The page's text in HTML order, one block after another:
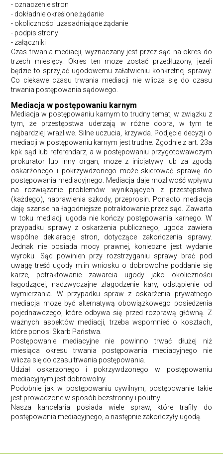
- oznaczenie stron
- dokładnie określone żądanie
- okoliczności uzasadniające żądanie
- podpis strony
- załączniki
Czas trwania mediacji, wyznaczany jest przez sąd na okres do
trzech miesięcy. Okres ten może zostać przedłużony, jeżeli
będzie to sprzyjać ugodowemu załatwieniu konkretnej sprawy.
Co ciekawe czasu trwania mediacji nie wlicza się do czasu
trwania postępowania sądowego.
Mediacja w postępowaniu karnym
Mediacja w postępowaniu karnym to trudny temat, w związku z
tym, że przestępstwa uderzają w różne dobra, w tym te
najbardziej wrażliwe. Silne uczucia, krzywda. Podjęcie decyzji o
mediacji w postępowaniu karnym jest trudne. Zgodnie z art. 23a
kpk sąd lub referendarz, a w postępowaniu przygotowawczym
prokurator lub inny organ, może z inicjatywy lub za zgodą
oskarżonego i pokrzywdzonego może skierować sprawę do
postępowania mediacyjnego. Mediacja daje możliwość wpływu
na rozwiązanie problemów wynikających z przestępstwa
(każdego), naprawienia szkody, przeprosin. Ponadto mediacja
daję szanse na łagodniejsze potraktowanie przez sąd. Zawarta
w toku mediacji ugoda nie kończy postępowania karnego. W
przypadku sprawy z oskarżenia publicznego, ugoda zawiera
wspólne deklaracje stron, dotyczące zakończenia sprawy.
Jednak nie posiada mocy prawnej, konieczne jest wydanie
wyroku. Sąd powinien przy rozstrzyganiu sprawy brać pod
uwagę treść ugody m.in wniosku o dobrowolne poddanie się
karze, potraktowanie zawarcia ugody jako okoliczności
łagodzącej, nadzwyczajne złagodzenie kary, odstąpienie od
wymierzania. W przypadku spraw z oskarżenia prywatnego
mediacja może być alternatywą obowiązkowego posiedzenia
pojednawczego, które odbywa się przed rozprawą główną. Z
ważnych aspektów mediacji, trzeba wspomnieć o kosztach,
które ponosi Skarb Państwa.
Postępowanie mediacyjne nie powinno trwać dłużej niż
miesiąca okresu trwania postępowania mediacyjnego nie
wlicza się do czasu trwania postępowania.
Udział oskarżonego i pokrzywdzonego w postępowaniu
mediacyjnym jest dobrowolny.
Podobnie jak w postępowaniu cywilnym, postępowanie takie
jest prowadzone w sposób bezstronny i poufny.
Nasza kancelaria posiada wiele spraw, które trafiły do
postępowania mediacyjnego, a następnie zakończyły ugodą.